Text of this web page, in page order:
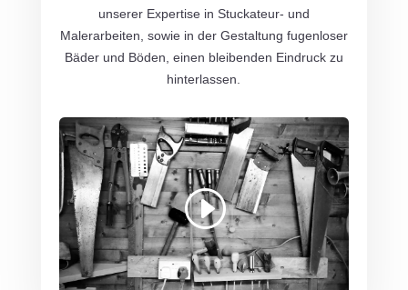
unserer Expertise in Stuckateur- und
Malerarbeiten, sowie in der Gestaltung fugenloser
Bäder und Böden, einen bleibenden Eindruck zu
hinterlassen.
Mit dem Laden des Videos akzeptieren Sie
die Datenschutzerklärung von YouTube.
Mehr erfahren
Video laden
YouTube immer entsperren